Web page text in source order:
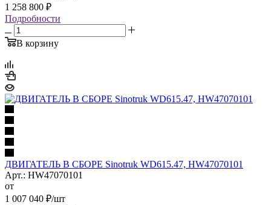
1 258 800 ₽
Подробности
В корзину
ДВИГАТЕЛЬ В СБОРЕ Sinotruk WD615.47, HW47070101
Арт.: HW47070101
от
1 007 040 ₽/шт